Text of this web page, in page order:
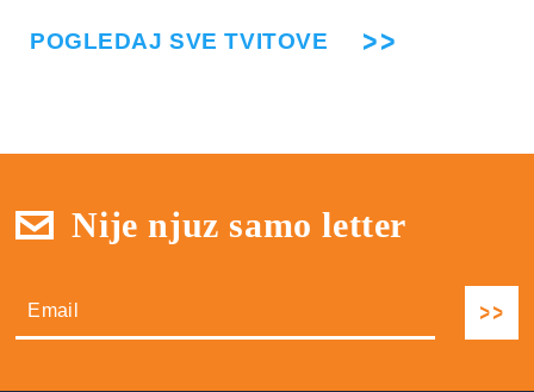
POGLEDAJ SVE TVITOVE
Nije njuz samo letter